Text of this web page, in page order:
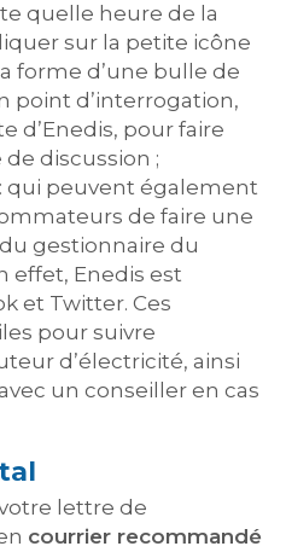
quelle heure de la
sur la petite icône
forme d’une bulle de
point d’interrogation,
d’Enedis, pour faire
discussion ;
: qui peuvent également
de faire une
gestionnaire du
effet, Enedis est
et Twitter. Ces
pour suivre
d’électricité, ainsi
un conseiller en cas
lettre de
courrier recommandé